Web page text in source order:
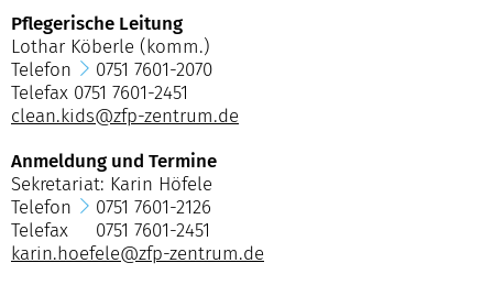
Pflegerische Leitung
Lothar Köberle (komm.)
Telefon
0751 7601-2070
Telefax 0751 7601-2451
clean.kids@zfp-zentrum.de
Anmeldung und Termine
Sekretariat: Karin Höfele
Telefon
0751 7601-2126
Telefax 0751 7601-2451
karin.hoefele@zfp-zentrum.de